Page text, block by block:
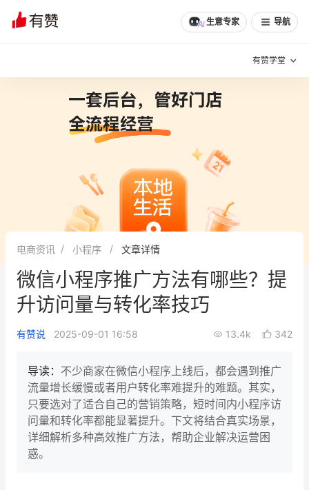
生意专家 导航
有赞学堂
增长方法
有赞专家说
新零售最佳实践
面对面聊增长
新零售大会 新零售茶会
增长产品指南
智库 产品场景库
产品更新动态
文章 问诊 分享
电商资讯 小程序 文章详情
微信小程序推广方法有哪些？提
升访问量与转化率技巧
有赞说 2025-09-01 16:58 13.4k 342
导读： 不少商家在微信小程序上线后，都会遇到推广
流量增长缓慢或者用户转化率难提升的难题。其实，
只要选对了适合自己的营销策略，短时间内小程序访
问量和转化率都能显著提升。下文将结合真实场景，
详细解析多种高效推广方法，帮助企业解决运营困
惑。